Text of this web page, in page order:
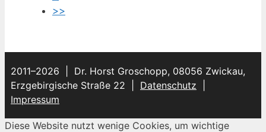
>>
2011–2026 | Dr. Horst Groschopp, 08056 Zwickau,
Erzgebirgische Straße 22 | Datenschutz
Impressum
Diese Website nutzt wenige Cookies, um wichtige